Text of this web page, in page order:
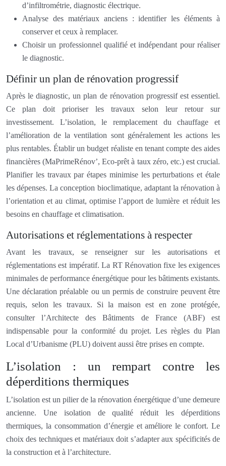
d’infiltrométrie, diagnostic électrique.
Analyse des matériaux anciens : identifier les éléments à
conserver et ceux à remplacer.
Choisir un professionnel qualifié et indépendant pour réaliser
le diagnostic.
Définir un plan de rénovation progressif
Après le diagnostic, un plan de rénovation progressif est essentiel.
Ce plan doit prioriser les travaux selon leur retour sur
investissement. L’isolation, le remplacement du chauffage et
l’amélioration de la ventilation sont généralement les actions les
plus rentables. Établir un budget réaliste en tenant compte des aides
financières (MaPrimeRénov’, Eco-prêt à taux zéro, etc.) est crucial.
Planifier les travaux par étapes minimise les perturbations et étale
les dépenses. La conception bioclimatique, adaptant la rénovation à
l’orientation et au climat, optimise l’apport de lumière et réduit les
besoins en chauffage et climatisation.
Autorisations et réglementations à respecter
Avant les travaux, se renseigner sur les autorisations et
réglementations est impératif. La RT Rénovation fixe les exigences
minimales de performance énergétique pour les bâtiments existants.
Une déclaration préalable ou un permis de construire peuvent être
requis, selon les travaux. Si la maison est en zone protégée,
consulter l’Architecte des Bâtiments de France (ABF) est
indispensable pour la conformité du projet. Les règles du Plan
Local d’Urbanisme (PLU) doivent aussi être prises en compte.
L’isolation : un rempart contre les
déperditions thermiques
L’isolation est un pilier de la rénovation énergétique d’une demeure
ancienne. Une isolation de qualité réduit les déperditions
thermiques, la consommation d’énergie et améliore le confort. Le
choix des techniques et matériaux doit s’adapter aux spécificités de
la construction et à l’architecture.